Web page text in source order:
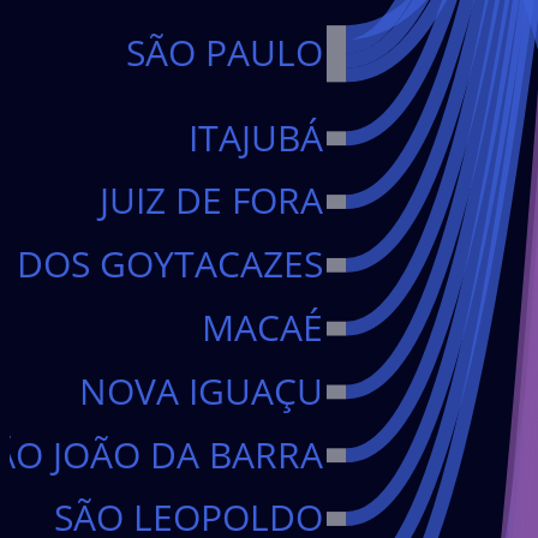
MONITOREO DE
SÃO PAULO
ITAJUBÁ
JUIZ DE FORA
DOS GOYTACAZES
MACAÉ
NOVA IGUAÇU
JOÃO DA BARRA
SÃO LEOPOLDO